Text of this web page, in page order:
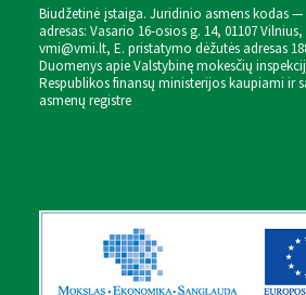
Biudžetinė įstaiga. Juridinio asmens kodas —
adresas: Vasario 16-osios g. 14, 01107
vmi@vmi.lt, E. pristatymo dėžutės adresas
Duomenys apie Valstybinę mokesčių
Respublikos finansų ministerijos kaupiami ir
asmenų registre